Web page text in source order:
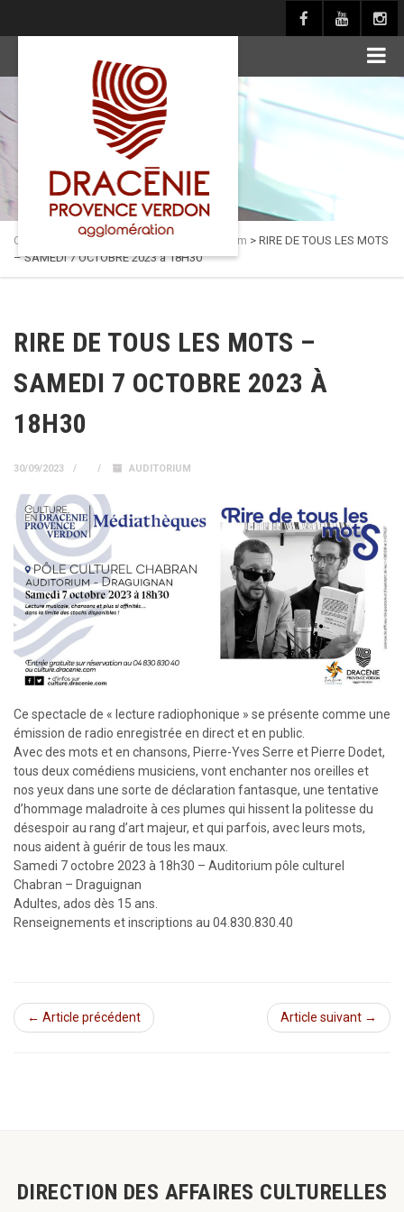
Culture en Dracénie Auditorium > RIRE DE TOUS LES MOTS
– SAMEDI 7 OCTOBRE 2023 à 18H30
RIRE DE TOUS LES MOTS –
SAMEDI 7 OCTOBRE 2023 À
18H30
30/09/2023 AUDITORIUM
Ce spectacle de « lecture radiophonique » se présente comme une
émission de radio enregistrée en direct et en public.
Avec des mots et en chansons, Pierre-Yves Serre et Pierre Dodet,
tous deux comédiens musiciens, vont enchanter nos oreilles et
nos yeux dans une sorte de déclaration fantasque, une tentative
d’hommage maladroite à ces plumes qui hissent la politesse du
désespoir au rang d’art majeur, et qui parfois, avec leurs mots,
nous aident à guérir de tous les maux.
Samedi 7 octobre 2023 à 18h30 – Auditorium pôle culturel
Chabran – Draguignan
Adultes, ados dès 15 ans.
Renseignements et inscriptions au 04.830.830.40
← Article précédent Article suivant →
DIRECTION DES AFFAIRES CULTURELLES